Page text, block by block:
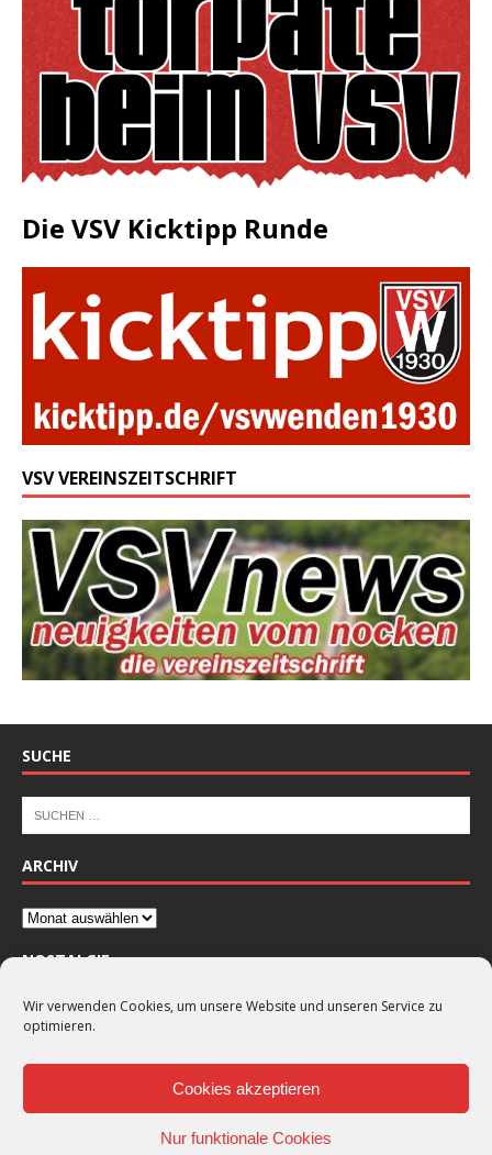
Wir verwenden Cookies, um unsere Website und unseren Service zu
optimieren.
Cookies akzeptieren
Nur funktionale Cookies
Die VSV Kicktipp Runde
VSV VEREINSZEITSCHRIFT
SUCHE
ARCHIV
NOSTALGIE